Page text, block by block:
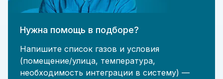
Нужна помощь в подборе?
Напишите список газов и условия
(помещение/улица, температура,
необходимость интеграции в систему) —